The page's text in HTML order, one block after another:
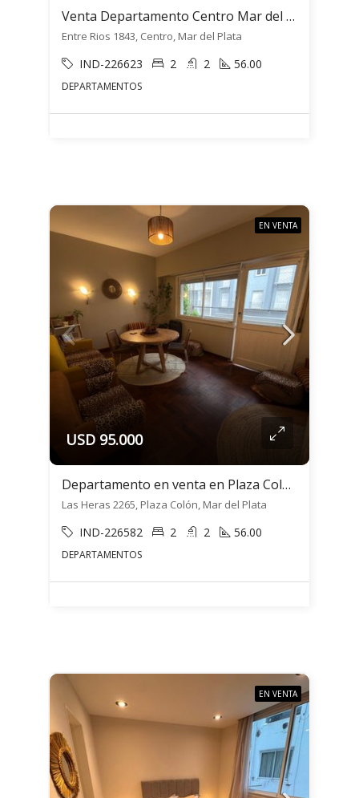
Venta Departamento Centro Mar del Plata 3 Ambientes c/ cochera
Entre Rios 1843, Centro, Mar del Plata
IND-226623 2 2 56.00
DEPARTAMENTOS
EN VENTA
USD 95.000
Departamento en venta en Plaza Colón
Las Heras 2265, Plaza Colón, Mar del Plata
IND-226582 2 2 56.00
DEPARTAMENTOS
EN VENTA